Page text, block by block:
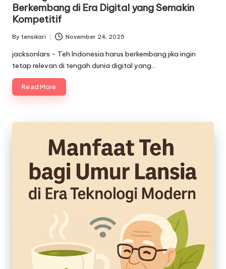
Berkembang di Era Digital yang Semakin
Kompetitif
Posted
by
By tensikari November 24, 2025
jacksonlars - Teh Indonesia harus berkembang jika ingin
tetap relevan di tengah dunia digital yang…
Read More